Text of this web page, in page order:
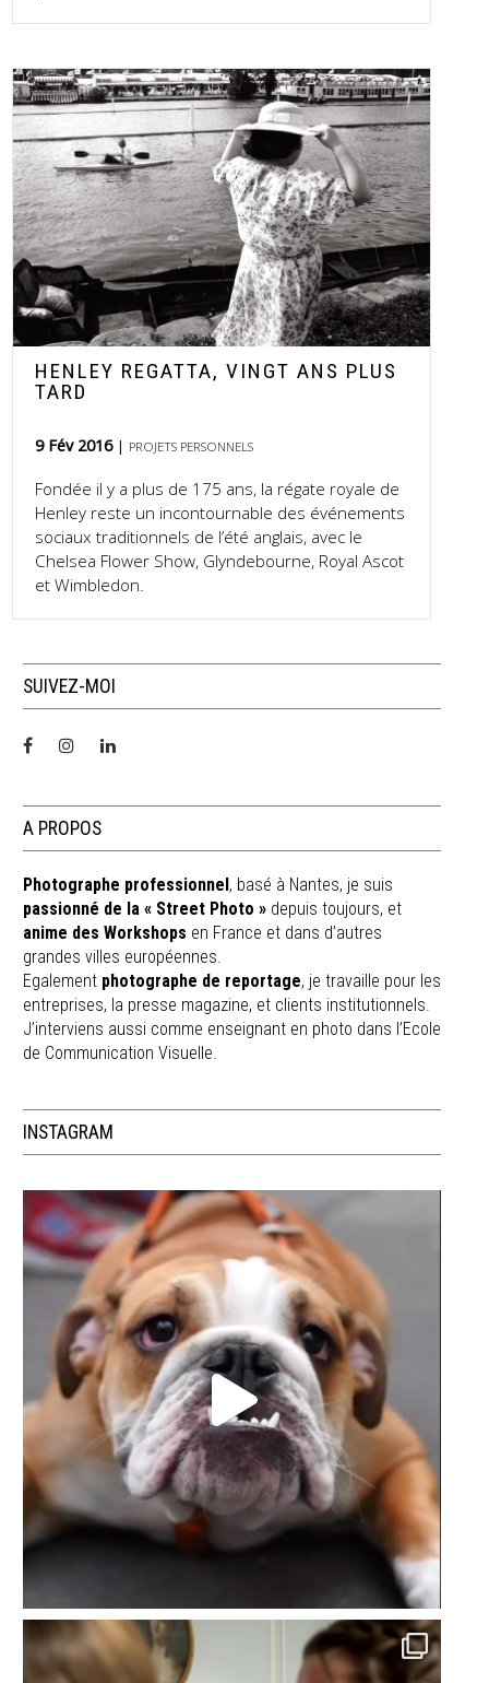
HENLEY REGATTA, VINGT ANS PLUS
TARD
9 Fév 2016 PROJETS PERSONNELS
Fondée il y a plus de 175 ans, la régate royale de
Henley reste un incontournable des événements
sociaux traditionnels de l’été anglais, avec le
Chelsea Flower Show, Glyndebourne, Royal Ascot
et Wimbledon.
SUIVEZ-MOI
A PROPOS
Photographe professionnel , basé à Nantes, je suis
passionné de la « Street Photo » depuis toujours, et
anime des Workshops en France et dans d’autres
grandes villes européennes.
Egalement photographe de reportage, je travaille pour les
entreprises, la presse magazine, et clients institutionnels.
J’interviens aussi comme enseignant en photo dans l’Ecole
de Communication Visuelle.
INSTAGRAM